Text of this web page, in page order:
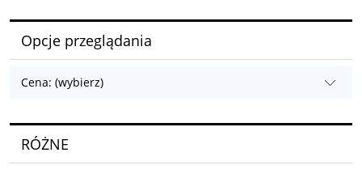
Opcje przeglądania
Cena: (wybierz)
RÓŻNE